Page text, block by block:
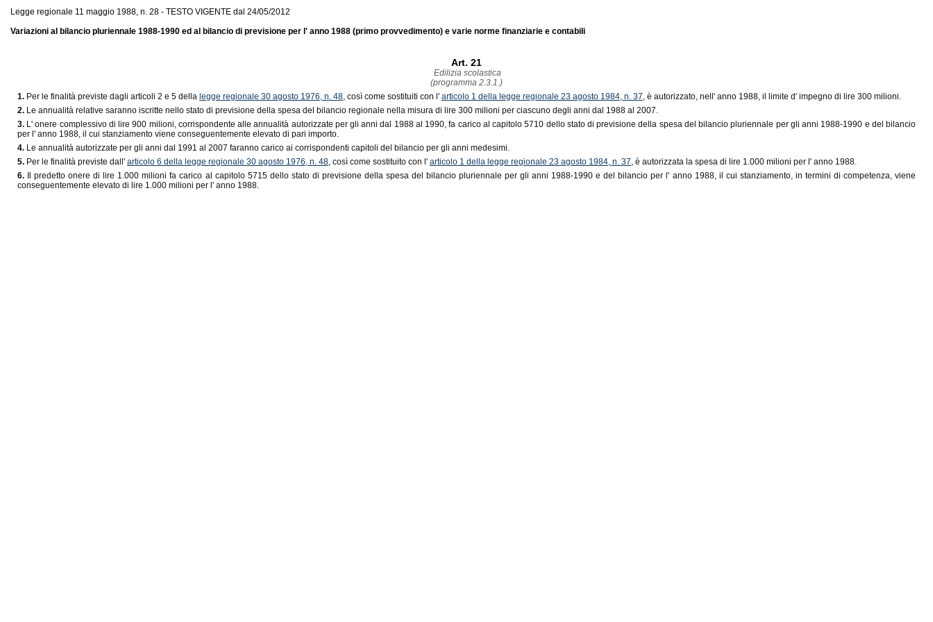
Legge regionale 11 maggio 1988, n. 28 - TESTO VIGENTE dal 24/05/2012
Variazioni al bilancio pluriennale 1988-1990 ed al bilancio di previsione per l' anno 1988 (primo provvedimento) e varie norme finanziarie e contabili
Art. 21
Edilizia scolastica
(programma 2.3.1.)
1. Per le finalità previste dagli articoli 2 e 5 della legge regionale 30 agosto 1976, n. 48, così come sostituiti con l' articolo 1 della legge regionale 23 agosto 1984, n. 37, è autorizzato, nell' anno 1988, il limite d' impegno di lire 300 milioni.
2. Le annualità relative saranno iscritte nello stato di previsione della spesa del bilancio regionale nella misura di lire 300 milioni per ciascuno degli anni dal 1988 al 2007.
3. L' onere complessivo di lire 900 milioni, corrispondente alle annualità autorizzate per gli anni dal 1988 al 1990, fa carico al capitolo 5710 dello stato di previsione della spesa del bilancio pluriennale per gli anni 1988-1990 e del bilancio
per l' anno 1988, il cui stanziamento viene conseguentemente elevato di pari importo.
4. Le annualità autorizzate per gli anni dal 1991 al 2007 faranno carico ai corrispondenti capitoli del bilancio per gli anni medesimi.
5. Per le finalità previste dall' articolo 6 della legge regionale 30 agosto 1976, n. 48, così come sostituito con l' articolo 1 della legge regionale 23 agosto 1984, n. 37, è autorizzata la spesa di lire 1.000 milioni per l' anno 1988.
6. Il predetto onere di lire 1.000 milioni fa carico al capitolo 5715 dello stato di previsione della spesa del bilancio pluriennale per gli anni 1988-1990 e del bilancio per l' anno 1988, il cui stanziamento, in termini di competenza, viene
conseguentemente elevato di lire 1.000 milioni per l' anno 1988.